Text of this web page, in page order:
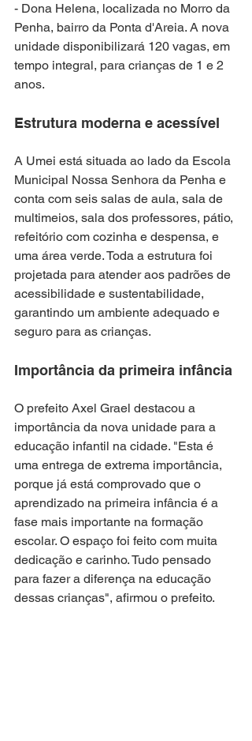
- Dona Helena, localizada no Morro da
Penha, bairro da Ponta d'Areia. A nova
unidade disponibilizará 120 vagas, em
tempo integral, para crianças de 1 e 2
anos.
Estrutura moderna e acessível
A Umei está situada ao lado da Escola
Municipal Nossa Senhora da Penha e
conta com seis salas de aula, sala de
multimeios, sala dos professores, pátio,
refeitório com cozinha e despensa, e
uma área verde. Toda a estrutura foi
projetada para atender aos padrões de
acessibilidade e sustentabilidade,
garantindo um ambiente adequado e
seguro para as crianças.
Importância da primeira infância
O prefeito Axel Grael destacou a
importância da nova unidade para a
educação infantil na cidade. "Esta é
uma entrega de extrema importância,
porque já está comprovado que o
aprendizado na primeira infância é a
fase mais importante na formação
escolar. O espaço foi feito com muita
dedicação e carinho. Tudo pensado
para fazer a diferença na educação
dessas crianças", afirmou o prefeito.